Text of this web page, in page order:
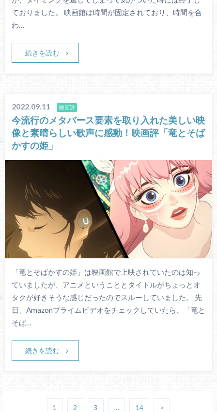
ておりました。 映画館は時間が固定されており、時間を合
わ…
続きを読む
2022.09.11 映画評
今流行のメタバース要素を取り入れた美しい映
像と素晴らしい歌声に感動！映画評「竜とそば
かすの姫」
「竜とそばかすの姫」は映画館で上映されていたのは知っ
ていましたが、アニメということとタイトルがちょっとオ
タクが好きそうな感じだったのでスルーしていました。 先
日、Amazonプライムビデオをチェックしていたら、「竜と
そば…
続きを読む
1 2 3 … 14 >